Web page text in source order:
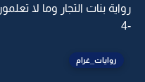
رواية بنات التجار وما لا
-4
روايات_غرام